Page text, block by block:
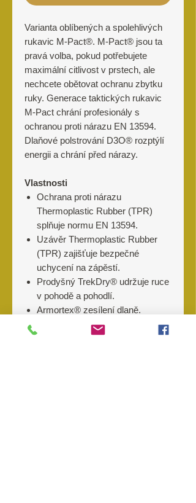
Varianta oblíbených a spolehlivých
rukavic M-Pact®. M-Pact® jsou ta
pravá volba, pokud potřebujete
maximální citlivost v prstech, ale
nechcete obětovat ochranu zbytku
ruky. Generace taktických rukavic
M-Pact chrání profesionály s
ochranou proti nárazu EN 13594.
Dlaňové polstrování D3O® rozptýlí
energii a chrání před nárazy.
Vlastnosti
Ochrana proti nárazu
Thermoplastic Rubber (TPR)
splňuje normu EN 13594.
Uzávěr Thermoplastic Rubber
(TPR) zajišťuje bezpečné
uchycení na zápěstí.
Prodyšný TrekDry® udržuje ruce
v pohodě a pohodlí.
Armortex® zesílení dlaně.
Bezprstý design poskytuje
maximální obratnost a citlivost.